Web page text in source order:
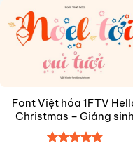
Font Việt hóa 1FTV
Christmas – Giáng sinh